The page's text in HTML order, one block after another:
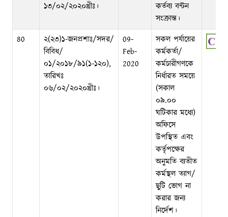
১৩/০২/২০২০খ্রীঃ।
কর্তব্য বন্টন
সংক্রান্ত।
80
২(২৩)১-জনপ্রশাঃ/সদর/
বিবিধ/
০১/২০১৮/৯১(১-১২০),
তারিখঃ
০৬/০২/২০২০খ্রীঃ।
09-
Feb-
2020
সকল পর্যায়ের
কর্মকর্তা/
কর্মচারীগণকে
নির্ধারত সময়ে
(সকাল
০৯.০০
ঘটিকার মধ্যে)
অফিসে
উপস্থিত এবং
কর্তৃপক্ষের
অনুমতি ব্যতীত
কর্মস্থল ত্যাগ/
ছুটি ভোগ না
করার জন্য
নির্দেশ।